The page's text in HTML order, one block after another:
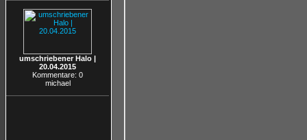
umschriebener Halo |
20.04.2015
Kommentare: 0
michael